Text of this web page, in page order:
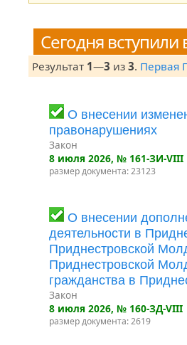
Сегодня вступили
Результат 1—3 из 3. Первая
О внесении
правонарушениях
Закон
8 июля 2026, № 161-ЗИ-VIII
размер документа: 23123
О внесении
деятельности в
Приднестровской
Приднестровской
гражданства в
Закон
8 июля 2026, № 160-ЗД-VIII
размер документа: 2619